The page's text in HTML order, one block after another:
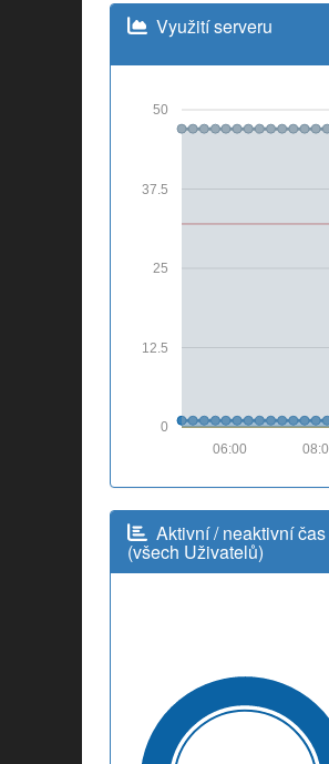
Využití serveru
0
12.5
25
37.5
50
06:00
Aktivní / neaktivní čas
(všech Uživatelů)